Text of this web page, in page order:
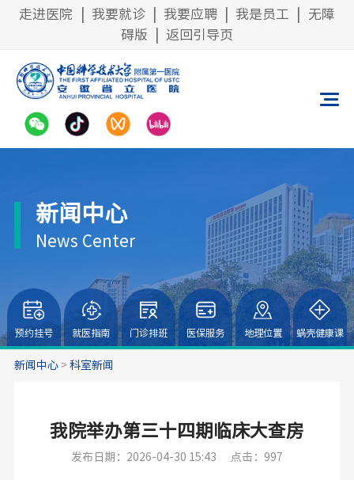
走进医院 我要就诊 我要应聘 我是员工
无障
碍版
返回引导页
新闻中心
News Center
预约挂号 就医指南 门诊排班 医保服务 地理位置 蜗壳健康课
新闻中心> 科室新闻
我院举办第三十四期临床大查房
发布日期：2026-04-30 15:43 点击：997